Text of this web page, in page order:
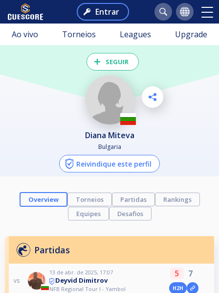
Entrar
Ao vivo Torneios Leagues Upgrade
SEGUIR
Diana Miteva
Bulgaria
Reivindique este perfil
Overview Torneios Partidas
Rankings
Equipes
Desafios
Partidas
vs
13 de abr. de 2025, 17:07
Deyvid Dimitrov
NFB Regional Tour I - Yambol
5 7
H2H